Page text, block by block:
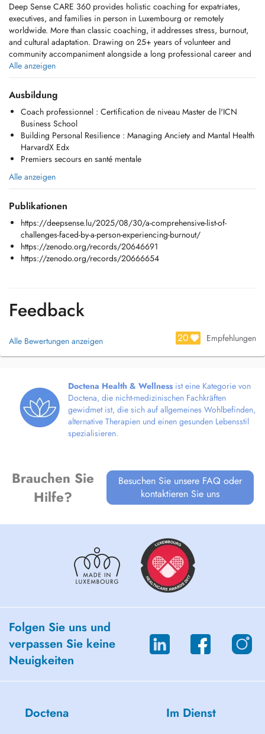
Deep Sense CARE 360 provides holistic coaching for expatriates,
executives, and families in person in Luxembourg or remotely
worldwide. More than classic coaching, it addresses stress, burnout,
and cultural adaptation. Drawing on 25+ years of volunteer and
community accompaniment alongside a long professional career and
informed by my own experience as a husband of over 25 years and
father of six combined with certified coaching expertise, we help you
regain clarity, energy, and sustainable balance starting right where you
are.
Deep Sense CARE 360 propose un accompagnement global pour les
expatriés, dirigeants et familles, en présentiel au Luxembourg ou à
distance partout dans le monde. Bien plus qu'un coaching classique,
nous abordons le stress, le burnout et l'adaptation culturelle. Forts de
plus de 25 ans d'expérience d'accompagnement et dirigeant dans le
monde associatif et d'une longue carrière professionnelle et nourri par
enfants complétés par une expertise en coaching certifié, nous vous
aidons à retrouver clarté, énergie et équilibre durable à partir de là où
vous en êtes.
Alle anzeigen
Ausbildung
Coach professionnel : Certification de niveau Master de l'ICN
Business School
Building Personal Resilience : Managing Anciety and Mantal Health
HarvardX Edx
Premiers secours en santé mentale
Alle anzeigen
Publikationen
https://deepsense.lu/2025/08/30/a-comprehensive-list-of-
challenges-faced-by-a-person-experiencing-burnout/
https://zenodo.org/records/20646691
https://zenodo.org/records/20666654
Feedback
Alle Bewertungen anzeigen 20 Empfehlungen
Doctena Health & Wellness ist eine Kategorie von
Doctena, die nicht-medizinischen Fachkräften
gewidmet ist, die sich auf allgemeines Wohlbefinden,
alternative Therapien und einen gesunden Lebensstil
spezialisieren.
Brauchen Sie
Hilfe?
Besuchen Sie unsere FAQ oder
kontaktieren Sie uns
Folgen Sie uns und
verpassen Sie keine
Neuigkeiten
Doctena Im Dienst